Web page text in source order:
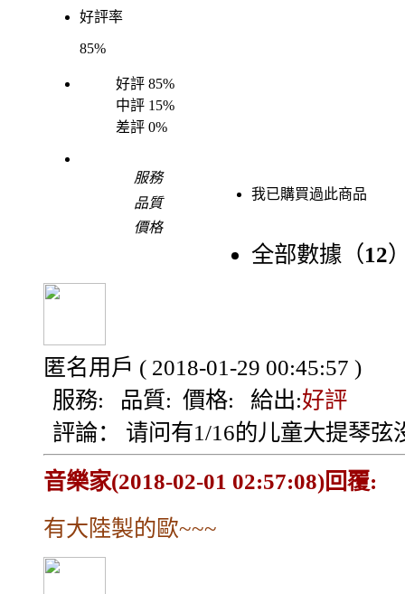
好評率
85%
好評 85%
中評 15%
差評 0%
服務
品質
價格
我已購買過此商品
全部數據（12
匿名用戶 ( 2018-01-29 00:45:57 )
服務: 品質: 價格: 給出:好評
評論：
请问有1/16的儿童大提琴弦
音樂家(2018-02-01 02:57:08)回覆:
有大陸製的歐~~~